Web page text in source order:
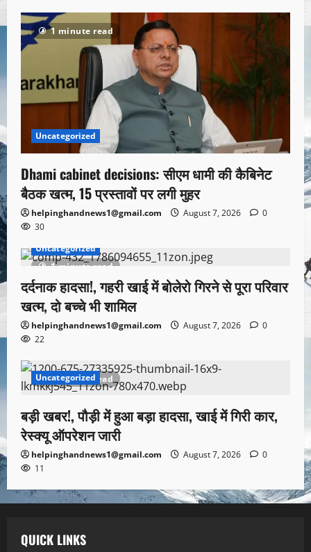
1 minute read
Uncategorized
Dhami cabinet decisions: सीएम धामी की कैबिनेट
बैठक खत्म, 15 प्रस्तावों पर लगी मुहर
helpinghandnews1@gmail.com August 7, 2026
0
30
1 minute read
Uncategorized
दर्दनाक हादसा!, गहरी खाई में बोलेरो गिरने से पूरा परिवार
खत्म, दो बच्चे भी शामिल
helpinghandnews1@gmail.com August 7, 2026
0
22
1 minute read
Uncategorized
बड़ी खबर!, पौड़ी में हुआ बड़ा हादसा, खाई में गिरी कार,
रेस्क्यू ऑपरेशन जारी
helpinghandnews1@gmail.com August 7, 2026
0
11
QUICK LINKS